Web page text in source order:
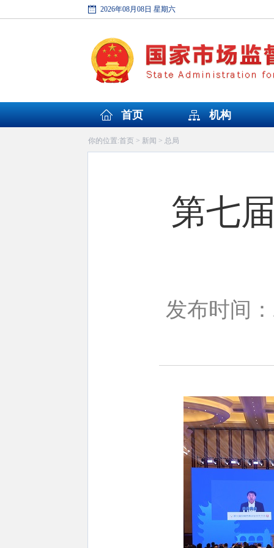
2026年08月08日 星期六
首页 机构
你的位置:首页> 新闻 > 总局
第七
发布时间